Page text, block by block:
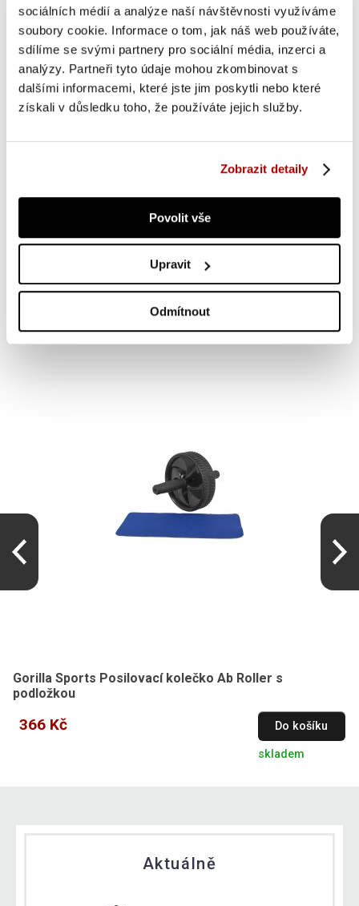
sociálních médií a analýze naší návštěvnosti využíváme
soubory cookie. Informace o tom, jak náš web používáte,
sdílíme se svými partnery pro sociální média, inzerci a
analýzy. Partneři tyto údaje mohou zkombinovat s
dalšími informacemi, které jste jim poskytli nebo které
získali v důsledku toho, že používáte jejich služby.
Zobrazit detaily
Povolit vše
Upravit
Odmítnout
2× rukojeť na kliky
2× odporová guma
1× švihadlo
OSTATNÍ SI TAKÉ PROHLÍŽEJÍ
Gorilla Sports Posilovací kolečko Ab Roller s
podložkou
366 Kč Do košíku
skladem
Aktuálně